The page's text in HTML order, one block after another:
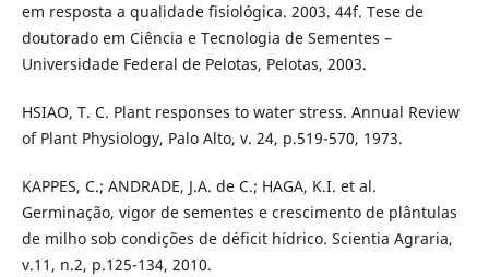
em resposta a qualidade fisiológica. 2003. 44f. Tese de
doutorado em Ciência e Tecnologia de Sementes –
Universidade Federal de Pelotas, Pelotas, 2003.
HSIAO, T. C. Plant responses to water stress. Annual Review
of Plant Physiology, Palo Alto, v. 24, p.519-570, 1973.
KAPPES, C.; ANDRADE, J.A. de C.; HAGA, K.I. et al.
Germinação, vigor de sementes e crescimento de plântulas
de milho sob condições de déficit hídrico. Scientia Agraria,
v.11, n.2, p.125-134, 2010.